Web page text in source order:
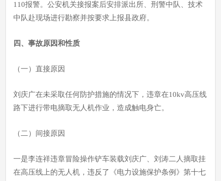
110报警。公安机关接报案后安排派出所、刑警中队、技术
中队赴现场进行勘察并按要求上报县政府。
四、事故原因和性质
（一）直接原因
刘庆广在未采取任何防护措施的情况下，违章在10kv高压线
路下进行带电摘取无人机作业，造成触电身亡。
（二）间接原因
一是李连祥违章冒险操作铲车装载刘庆广、刘涛二人摘取挂
在高压线上的无人机，违反了《电力设施保护条例》第十七